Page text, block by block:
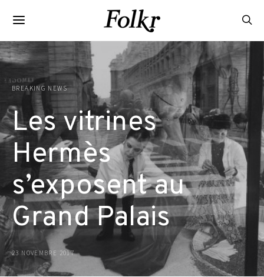
BREAKING NEWS
Les vitrines
Hermès
s’exposent au
Grand Palais
23 NOVEMBRE 2017